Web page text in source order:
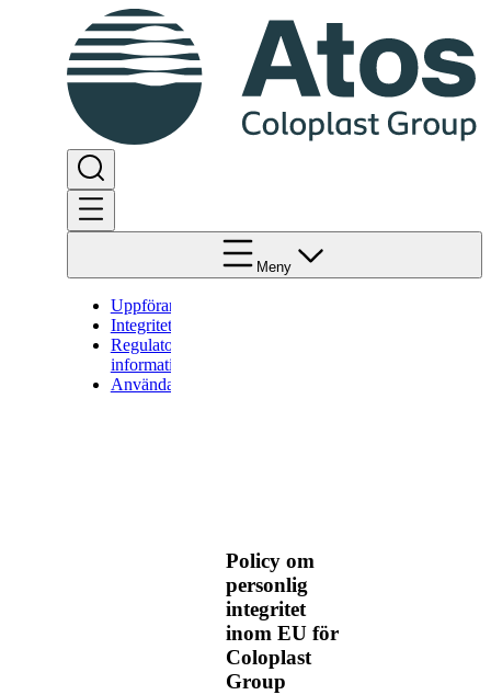
Meny
Uppförandekoden
Integritetspolicy
Regulatorisk
information
Användarvillkor
Policy om
personlig
integritet
inom EU för
Coloplast
Group